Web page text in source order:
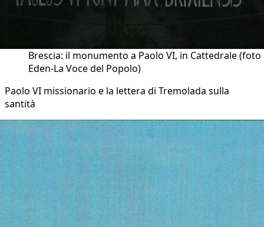
Brescia: il monumento a Paolo VI, in Cattedrale (foto
Eden-La Voce del Popolo)
Paolo VI missionario e la lettera di Tremolada sulla
santità